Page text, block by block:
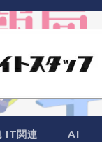
IT関連 AI